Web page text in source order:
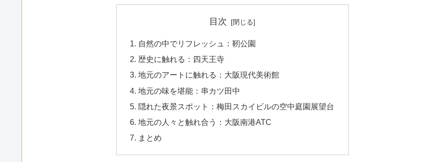
目次
自然の中でリフレッシュ：靭公園
歴史に触れる：四天王寺
地元のアートに触れる：大阪現代美術館
地元の味を堪能：串カツ田中
隠れた夜景スポット：梅田スカイビルの空中庭園展望台
地元の人々と触れ合う：大阪南港ATC
まとめ